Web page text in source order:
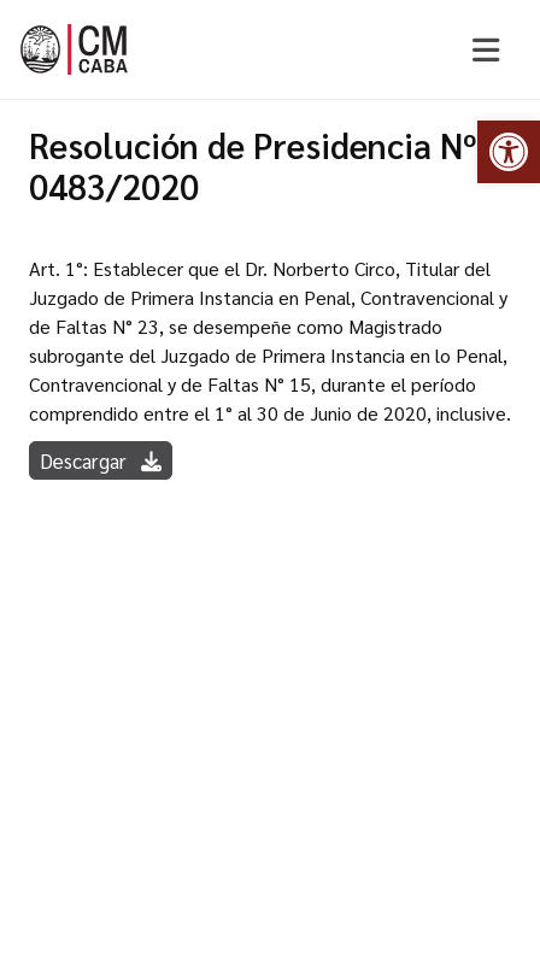
Resolución de Presidencia Nº
0483/2020
Art. 1°: Establecer que el Dr. Norberto Circo, Titular del
Juzgado de Primera Instancia en Penal, Contravencional y
de Faltas N° 23, se desempeñe como Magistrado
subrogante del Juzgado de Primera Instancia en lo Penal,
Contravencional y de Faltas N° 15, durante el período
comprendido entre el 1° al 30 de Junio de 2020, inclusive.
Descargar